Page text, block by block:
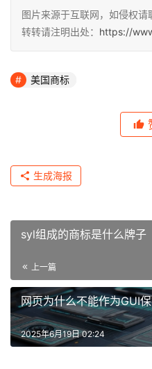
图片来源于互联网，如侵权请
转转请注明出处： https://
美国商标
生成海报
syl组成的商标是什么牌子
上一篇
网页为什么不能作为GUI
2025年6月19日 02:24